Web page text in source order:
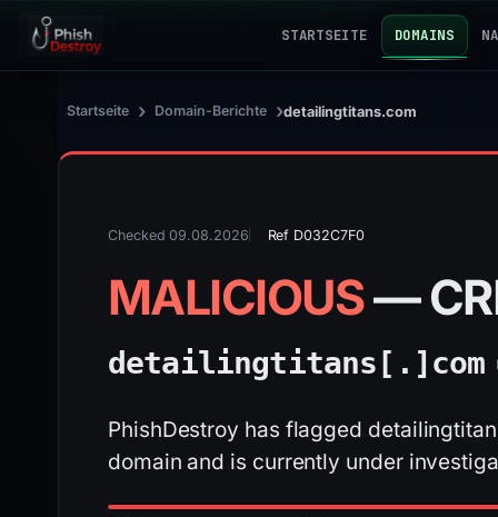
STARTSEITE DOMAINS
Startseite › Domain-Berichte ›detailingtitans.com
Checked 09.08.2026 Ref D032C7F0
MALICIOUS—
detailingtitans[.] com
PhishDestroy has flagged
domain and is currently under